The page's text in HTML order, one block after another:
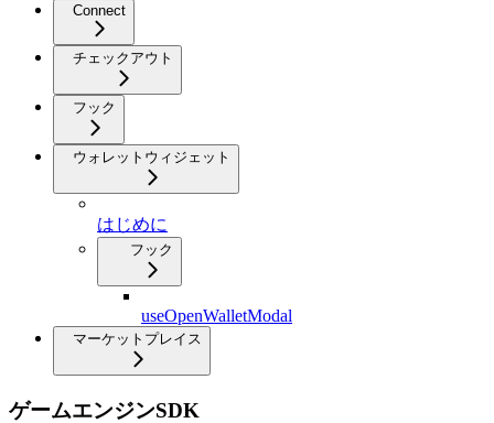
Connect
チェックアウト
フック
ウォレットウィジェット
はじめに
フック
useOpenWalletModal
マーケットプレイス
ゲームエンジンSDK